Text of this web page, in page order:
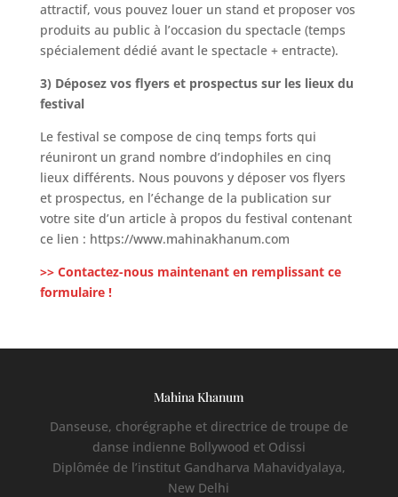
attractif, vous pouvez louer un stand et proposer vos
produits au public à l’occasion du spectacle (temps
spécialement dédié avant le spectacle + entracte).
3) Déposez vos flyers et prospectus sur les lieux du
festival
Le festival se compose de cinq temps forts qui
réuniront un grand nombre d’indophiles en cinq
lieux différents. Nous pouvons y déposer vos flyers
et prospectus, en l’échange de la publication sur
votre site d’un article à propos du festival contenant
ce lien : https://www.mahinakhanum.com
>> Contactez-nous maintenant en remplissant ce
formulaire !
Mahina Khanum
Danseuse, chorégraphe et directrice de troupe de
danse indienne Bollywood et Odissi
Diplômée de l’institut Gandharva Mahavidyalaya,
New Delhi